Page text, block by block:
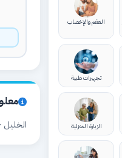
العقم والإخصاب
تجهيزات طبية
الزيارة المنزلية الخليل